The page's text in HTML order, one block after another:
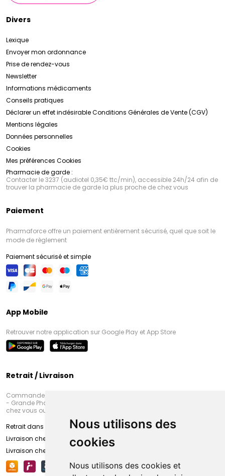
Nous utilisons des
cookies
Nous utilisons des cookies et
Divers
Lexique
Envoyer mon ordonnance
Prise de rendez-vous
Newsletter
Informations médicaments
Conseils pratiques
Déclarer un effet indésirableConditions Générales de Vente (CGV)
Mentions légales
Données personnelles
Cookies
Mes préférences Cookies
Pharmacie de garde :
Contacter le 3237 (audiotel 0,35€ ttc/min), accessible 24h/24 afin de
trouver la pharmacie de garde la plus proche de chez vous
Paiement
Pharmaforce offre un paiement entièrement sécurisé, quel que soit le
mode de règlement
Paiement sécurisé et simple
App Mobile
Retrouver notre application sur Google Play et App Store
Retrait / Livraison
Commandez en ligne et venez chercher votre commande à Amiens
- Grande Pharmacie d’Amiens (Fachon) ou recevez-là rapidement
chez vous ou en point retrait
Retrait dans la pharmacie d’Amiens
Livraison chez vous
Livraison chez votre commerçant